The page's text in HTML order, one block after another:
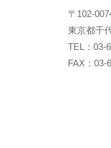
〒102-
東京都千
TEL：03-
FAX：03-